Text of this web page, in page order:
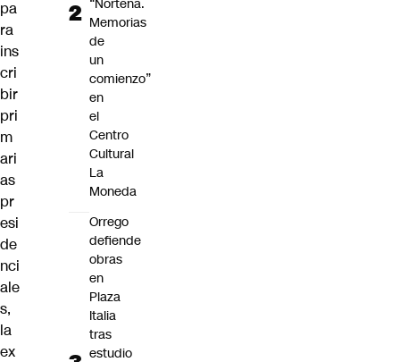
pa
ra
ins
cri
bir
pri
m
ari
as
pr
esi
de
nci
ale
s,
la
ex
“Norteña.
Memorias
de
un
comienzo”
en
el
Centro
Cultural
La
Moneda
Orrego
defiende
obras
en
Plaza
Italia
tras
estudio